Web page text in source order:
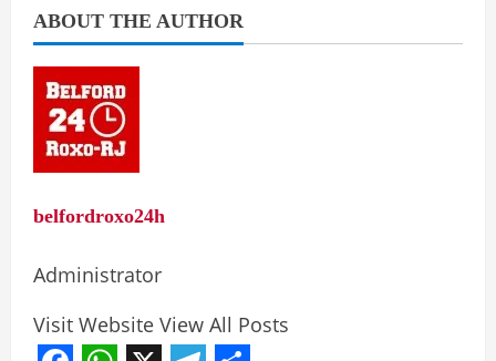
ABOUT THE AUTHOR
belfordroxo24h
Administrator
Visit Website View All Posts